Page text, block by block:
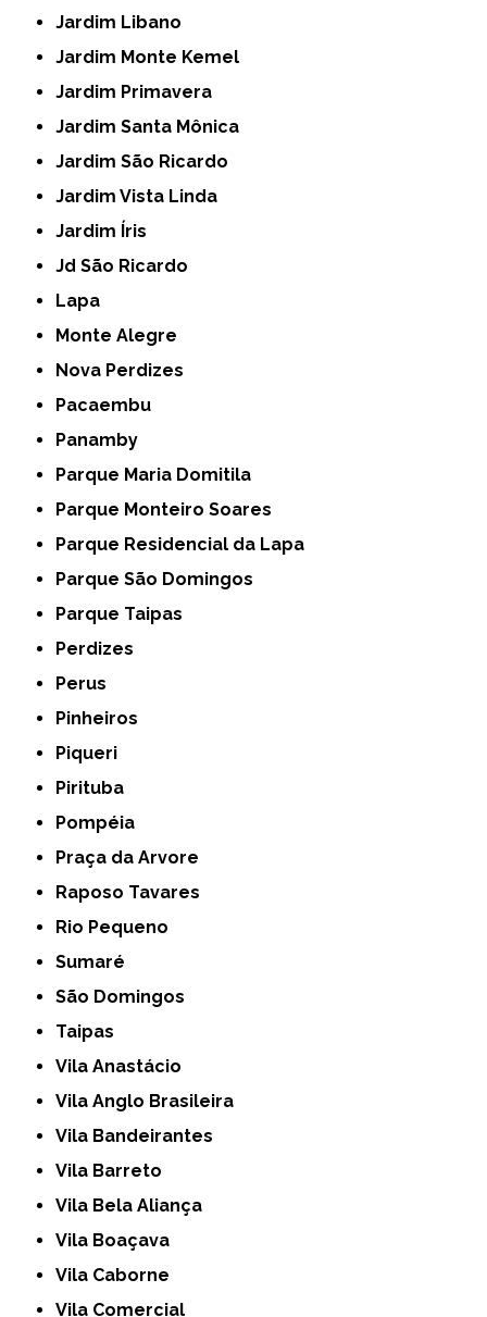
Jardim Libano
Jardim Monte Kemel
Jardim Primavera
Jardim Santa Mônica
Jardim São Ricardo
Jardim Vista Linda
Jardim Íris
Jd São Ricardo
Lapa
Monte Alegre
Nova Perdizes
Pacaembu
Panamby
Parque Maria Domitila
Parque Monteiro Soares
Parque Residencial da Lapa
Parque São Domingos
Parque Taipas
Perdizes
Perus
Pinheiros
Piqueri
Pirituba
Pompéia
Praça da Arvore
Raposo Tavares
Rio Pequeno
Sumaré
São Domingos
Taipas
Vila Anastácio
Vila Anglo Brasileira
Vila Bandeirantes
Vila Barreto
Vila Bela Aliança
Vila Boaçava
Vila Caborne
Vila Comercial